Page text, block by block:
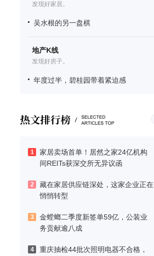
发现好家居。
吴水根的另一盘棋
地产K线
发现好房子。
年度过半，碧桂园带着紧迫感
1
家居卖场首单！居然之家24亿机构
间REITs获深交所无异议函
2
藏在家居供应链深处，这家企业正在
悄悄转型
3
金螳螂二季度新签单59亿，公装业
务贡献逾八成
4
重庆抽检44批次照明电器不合格，